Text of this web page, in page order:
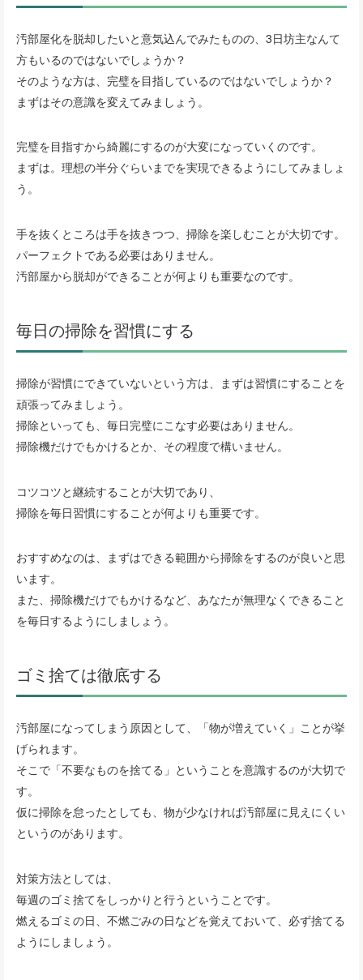
汚部屋化を脱却したいと意気込んでみたものの、3日坊主なんて
方もいるのではないでしょうか？
そのような方は、完璧を目指しているのではないでしょうか？
まずはその意識を変えてみましょう。
完璧を目指すから綺麗にするのが大変になっていくのです。
まずは。理想の半分ぐらいまでを実現できるようにしてみましょ
う。
手を抜くところは手を抜きつつ、掃除を楽しむことが大切です。
パーフェクトである必要はありません。
汚部屋から脱却ができることが何よりも重要なのです。
毎日の掃除を習慣にする
掃除が習慣にできていないという方は、まずは習慣にすることを
頑張ってみましょう。
掃除といっても、毎日完璧にこなす必要はありません。
掃除機だけでもかけるとか、その程度で構いません。
コツコツと継続することが大切であり、
掃除を毎日習慣にすることが何よりも重要です。
おすすめなのは、まずはできる範囲から掃除をするのが良いと思
います。
また、掃除機だけでもかけるなど、あなたが無理なくできること
を毎日するようにしましょう。
ゴミ捨ては徹底する
汚部屋になってしまう原因として、「物が増えていく」ことが挙
げられます。
そこで「不要なものを捨てる」ということを意識するのが大切で
す。
仮に掃除を怠ったとしても、物が少なければ汚部屋に見えにくい
というのがあります。
対策方法としては、
毎週のゴミ捨てをしっかりと行うということです。
燃えるゴミの日、不燃ごみの日などを覚えておいて、必ず捨てる
ようにしましょう。